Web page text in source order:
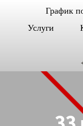
График
Услуги